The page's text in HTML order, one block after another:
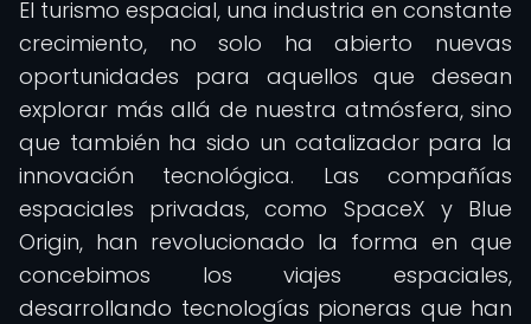
El turismo espacial, una industria en constante
crecimiento, no solo ha abierto nuevas
oportunidades para aquellos que desean
explorar más allá de nuestra atmósfera, sino
que también ha sido un catalizador para la
innovación tecnológica. Las compañías
espaciales privadas, como SpaceX y Blue
Origin, han revolucionado la forma en que
concebimos los viajes espaciales,
desarrollando tecnologías pioneras que han